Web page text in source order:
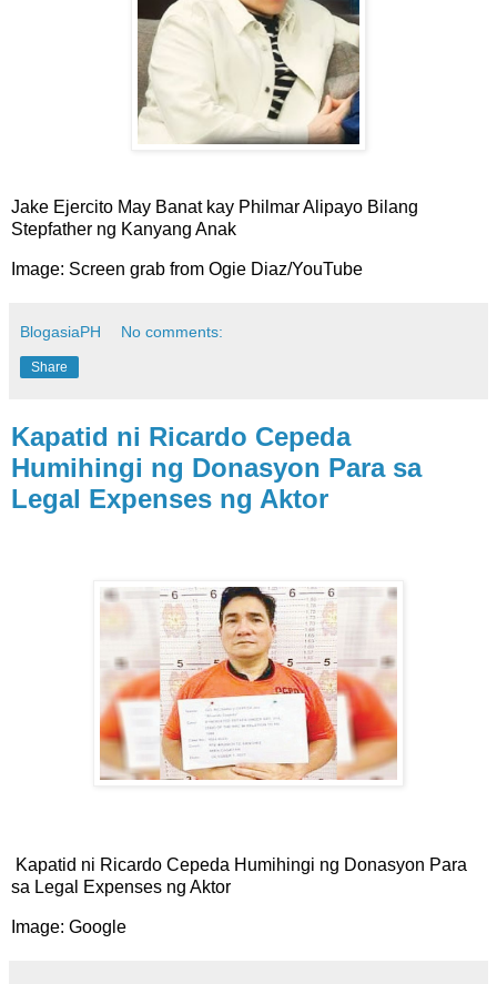
Jake Ejercito May Banat kay Philmar Alipayo Bilang
Stepfather ng Kanyang Anak
Image: Screen grab from Ogie Diaz/YouTube
BlogasiaPH No comments:
Share
Kapatid ni Ricardo Cepeda
Humihingi ng Donasyon Para sa
Legal Expenses ng Aktor
Kapatid ni Ricardo Cepeda Humihingi ng Donasyon Para
sa Legal Expenses ng Aktor
Image: Google